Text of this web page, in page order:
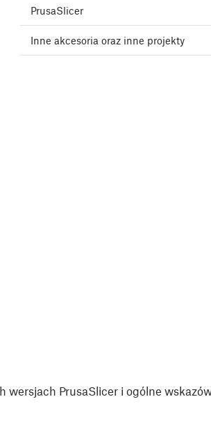
PrusaSlicer
Inne akcesoria oraz inne projekty
PrusaSlicer i ogólne